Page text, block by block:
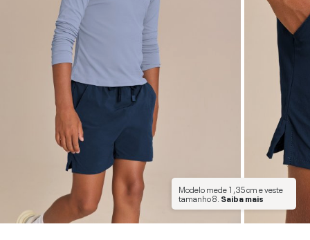
Modelo mede1,35 cme veste
tamanho8 Saiba mais